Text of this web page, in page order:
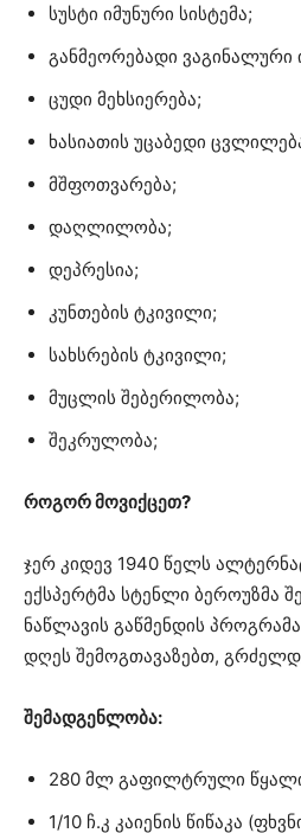
სუსტი იმუნური სისტემა;
განმეორებადი ვაგინალური
ცუდი მეხსიერება;
ხასიათის უცაბედი
მშფოთვარება;
დაღლილობა;
დეპრესია;
კუნთების ტკივილი;
სახსრების ტკივილი;
მუცლის შებერილობა;
შეკრულობა;
როგორ მოვიქცეთ?
ჯერ კიდევ 1940 წელს
ექსპერტმა სტენლი ბეროუზმა
ნაწლავის გაწმენდის
დღეს შემოგთავაზებთ,
შემადგენლობა:
280 მლ გაფილტრული
1/10 ჩ.კ კაიენის წიწაკა